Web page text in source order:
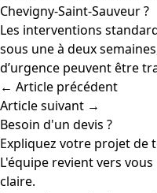
Chevigny-Saint-Sauveur ?
Les interventions
sous une à deux
d’urgence peuvent être
← Article précédent
Article suivant →
Besoin d'un devis ?
Expliquez votre projet de
L'équipe revient vers
claire.